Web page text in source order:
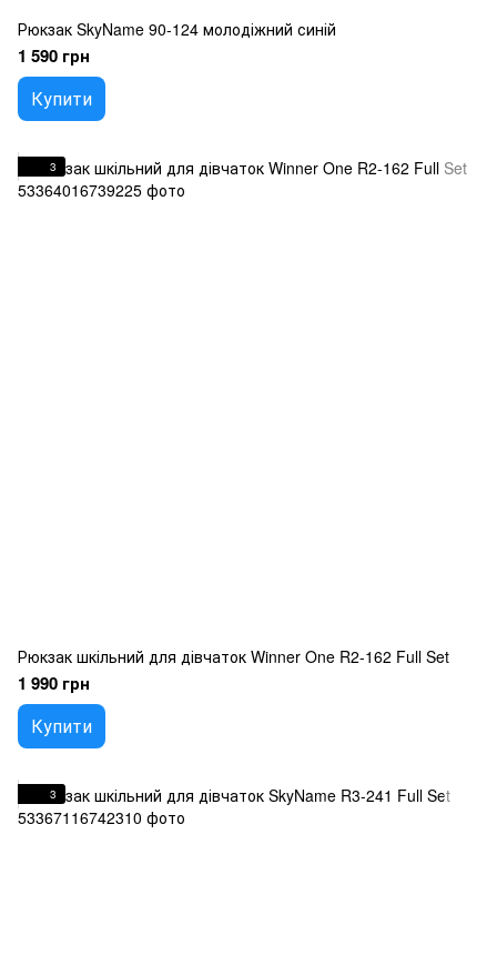
Рюкзак SkyName 90-124 молодіжний синій
1 590 грн
Купити
3
Рюкзак шкільний для дівчаток Winner One R2-162 Full Set
1 990 грн
Купити
3